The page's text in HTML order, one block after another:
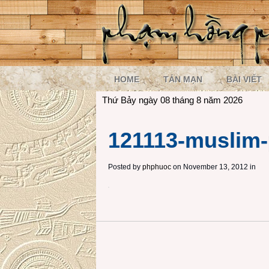
HOME TẢN MẠN BÀI VIẾT
Thứ Bảy ngày 08 tháng 8 năm 2026
121113-
Posted by phphuoc on November 13, 2012 in